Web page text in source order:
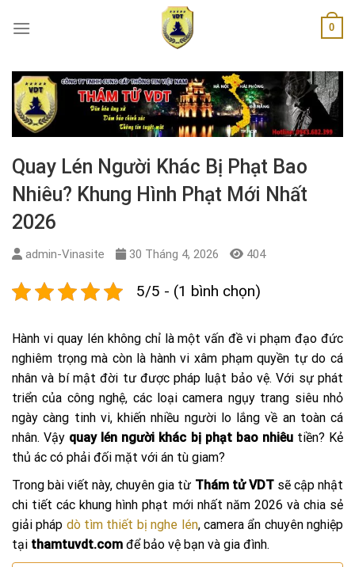
0
Quay Lén Người Khác Bị Phạt Bao
Nhiêu? Khung Hình Phạt Mới Nhất
2026
admin-Vinasite 30 Tháng 4, 2026 404
5/5 - (1 bình chọn)
Hành vi quay lén không chỉ là một vấn đề vi phạm đạo đức
nghiêm trọng mà còn là hành vi xâm phạm quyền tự do cá
nhân và bí mật đời tư được pháp luật bảo vệ. Với sự phát
triển của công nghệ, các loại camera ngụy trang siêu nhỏ
ngày càng tinh vi, khiến nhiều người lo lắng về an toàn cá
nhân. Vậy quay lén người khác bị phạt bao nhiêutiền? Kẻ
thủ ác có phải đối mặt với án tù giam?
Trong bài viết này, chuyên gia từ Thám tử VDTsẽ cập nhật
chi tiết các khung hình phạt mới nhất năm 2026 và chia sẻ
giải pháp dò tìm thiết bị nghe lén, camera ẩn chuyên nghiệp
tại thamtuvdt.com để bảo vệ bạn và gia đình.